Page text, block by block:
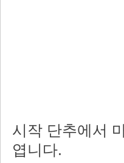
시작 단추에서
엽니다.